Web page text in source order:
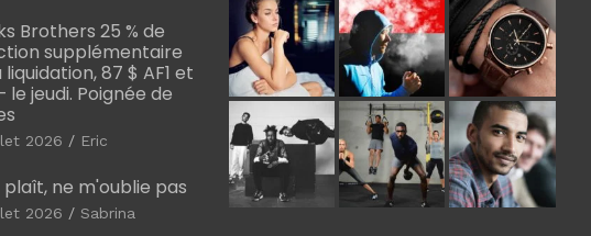
Brothers 25 % de
supplémentaire
liquidation, 87 $ AF1 et
le jeudi. Poignée de
2026 Eric
plaît, ne m'oublie pas
2026 Sabrina